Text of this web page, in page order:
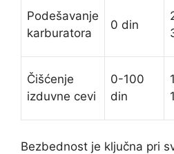
Podešavanje
karburatora
0 din
Čišćenje
izduvne cevi
0-100
din
Bezbednost je ključna pri